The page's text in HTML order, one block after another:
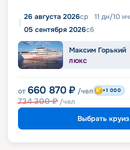
26 августа 2026ср 11 дн/10 нч
05 сентября 2026сб
Максим Горький
ЛЮКС
от 660 870 ₽ /чел
734 300₽ /чел
+1 000
Выбрать круиз